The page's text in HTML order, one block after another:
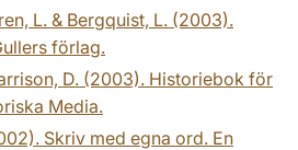
L. & Bergquist, L. (2003).
förlag.
D. (2003). Historiebok för
Media.
Skriv med egna ord. En